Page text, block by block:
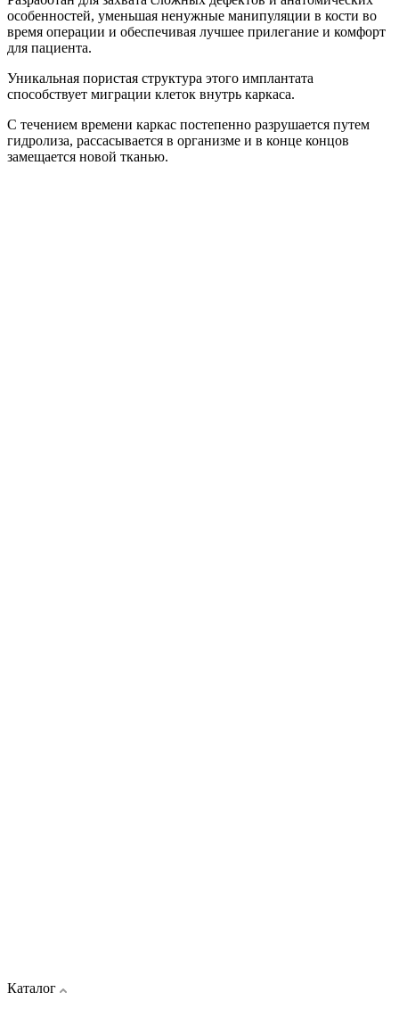
особенностей, уменьшая ненужные манипуляции в кости во
время операции и обеспечивая лучшее прилегание и комфорт
для пациента.
Уникальная пористая структура этого имплантата
способствует миграции клеток внутрь каркаса.
С течением времени каркас постепенно разрушается путем
гидролиза, рассасывается в организме и в конце концов
замещается новой тканью.
Каталог